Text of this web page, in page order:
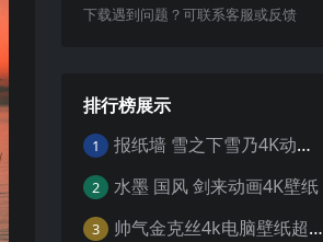
下载遇到问题？可联系客服或反馈
排行榜展示
1 报纸墙 雪之下雪乃4K动漫壁纸
2 水墨 国风 剑来动画4K壁纸
3 帅气金克丝4k电脑壁纸超清